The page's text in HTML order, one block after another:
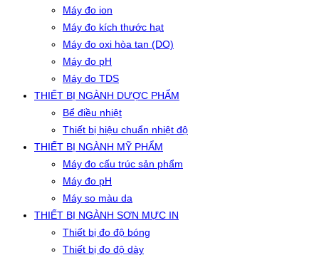
Máy đo ion
Máy đo kích thước hạt
Máy đo oxi hòa tan (DO)
Máy đo pH
Máy đo TDS
THIẾT BỊ NGÀNH DƯỢC PHẨM
Bể điều nhiệt
Thiết bị hiệu chuẩn nhiệt độ
THIẾT BỊ NGÀNH MỸ PHẨM
Máy đo cấu trúc sản phẩm
Máy đo pH
Máy so màu da
THIẾT BỊ NGÀNH SƠN MỰC IN
Thiết bị đo độ bóng
Thiết bị đo độ dày